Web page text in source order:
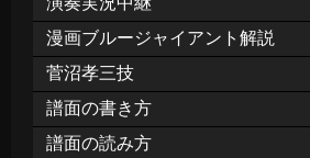
漫画ブルージャイアント解説
菅沼孝三技
譜面の書き方
譜面の読み方